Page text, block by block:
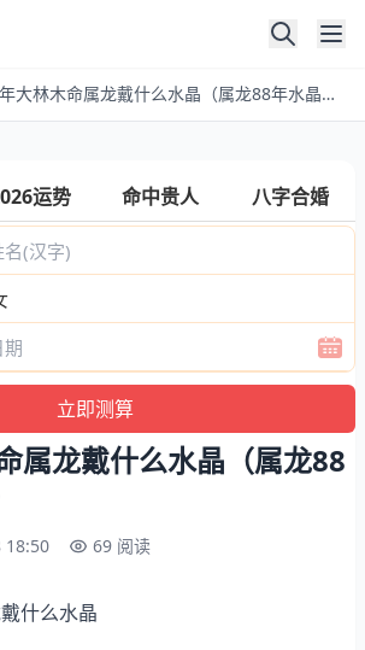
88年大林木命属龙戴什么水晶（属龙88年水晶选择）
运势 命中贵人 八字合婚
属龙戴什么水晶（属龙88
18:50 69 阅读
什么水晶